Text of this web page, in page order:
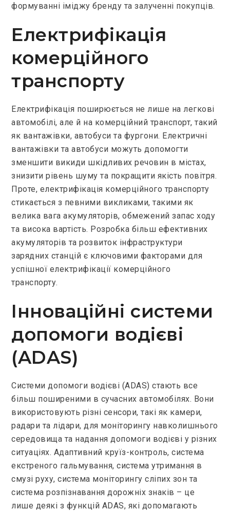
формуванні іміджу бренду та залученні покупців.
Електрифікація
комерційного
транспорту
Електрифікація поширюється не лише на легкові
автомобілі, але й на комерційний транспорт, такий
як вантажівки, автобуси та фургони. Електричні
вантажівки та автобуси можуть допомогти
зменшити викиди шкідливих речовин в містах,
знизити рівень шуму та покращити якість повітря.
Проте, електрифікація комерційного транспорту
стикається з певними викликами, такими як
велика вага акумуляторів, обмежений запас ходу
та висока вартість. Розробка більш ефективних
акумуляторів та розвиток інфраструктури
зарядних станцій є ключовими факторами для
успішної електрифікації комерційного
транспорту.
Інноваційні системи
допомоги водієві
(ADAS)
Системи допомоги водієві (ADAS) стають все
більш поширеними в сучасних автомобілях. Вони
використовують різні сенсори, такі як камери,
радари та лідари, для моніторингу навколишнього
середовища та надання допомоги водієві у різних
ситуаціях. Адаптивний круїз-контроль, система
екстреного гальмування, система утримання в
смузі руху, система моніторингу сліпих зон та
система розпізнавання дорожніх знаків – це
лише деякі з функцій ADAS, які допомагають